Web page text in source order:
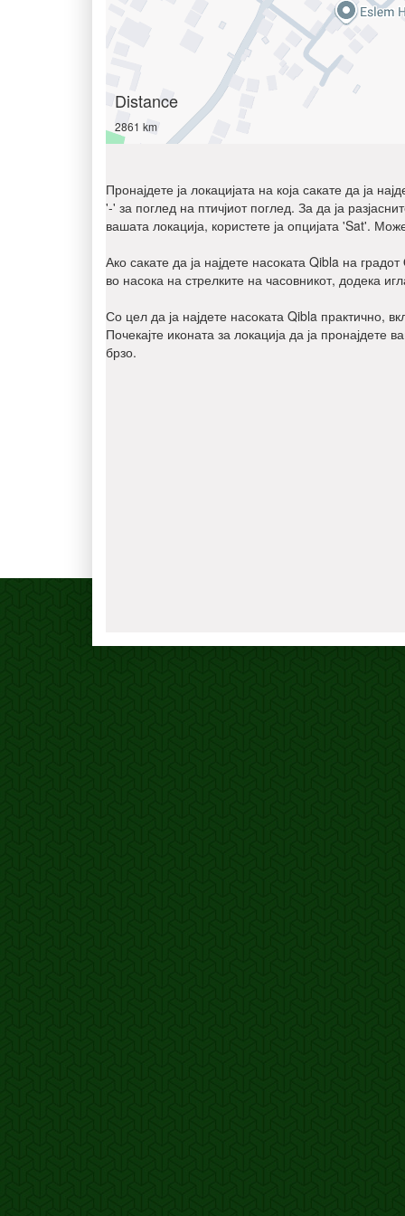
Distance
2861 km
Пронајдете ја локацијата на која сакате да ја
'-' за поглед на птичјиот поглед. За да ја
вашата локација, користете ја опцијата 'Sat'.
Ако сакате да ја најдете насоката Qibla на градот
во насока на стрелките на часовникот, додека
Со цел да ја најдете насоката Qibla практично,
Почекајте иконата за локација да ја
брзо.